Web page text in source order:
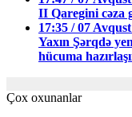
II Qaregini cəza
17:35 / 07
Yaxın Şərqdə
hücuma
Çox oxunanlar